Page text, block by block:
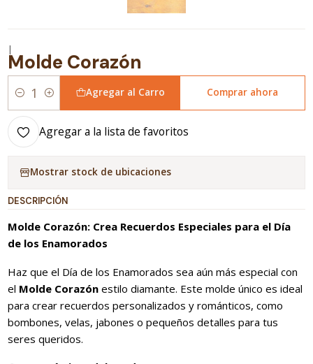
|
Molde Corazón
Cantidad
Agregar al Carro Comprar ahora
Agregar a la lista de favoritos
Mostrar stock de ubicaciones
DESCRIPCIÓN
Molde Corazón: Crea Recuerdos Especiales para el Día
de los Enamorados
Haz que el Día de los Enamorados sea aún más especial con
el Molde Corazón estilo diamante. Este molde único es ideal
para crear recuerdos personalizados y románticos, como
bombones, velas, jabones o pequeños detalles para tus
seres queridos.